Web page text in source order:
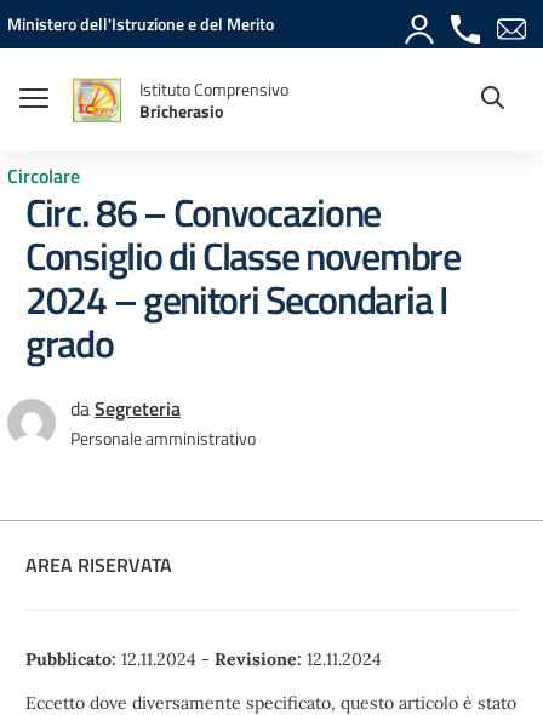
Vai ai contenuti
Vai al menu di navigazione
Vai al footer
Ministero dell'Istruzione e del Merito
Istituto Comprensivo
Bricherasio
Circolare
Circ. 86 – Convocazione
Consiglio di Classe novembre
2024 – genitori Secondaria I
grado
daSegreteria
Personale amministrativo
AREA RISERVATA
Pubblicato: 12.11.2024 - Revisione: 12.11.2024
Eccetto dove diversamente specificato, questo articolo è stato